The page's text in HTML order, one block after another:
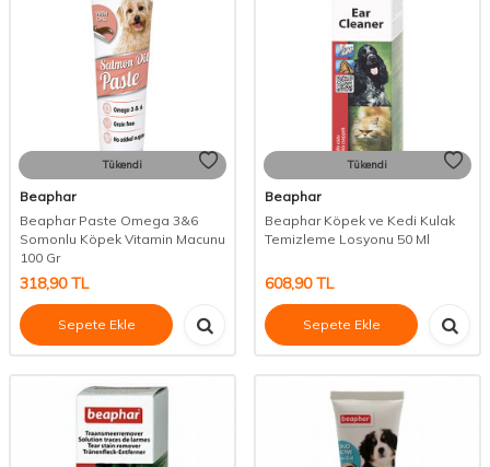
Tükendi
Beaphar
Beaphar Paste Omega 3&6
Somonlu Köpek Vitamin Macunu
100 Gr
318,90TL
Sepete Ekle
Tükendi
Beaphar
Beaphar Köpek ve Kedi Kulak
Temizleme Losyonu 50 Ml
608,90TL
Sepete Ekle